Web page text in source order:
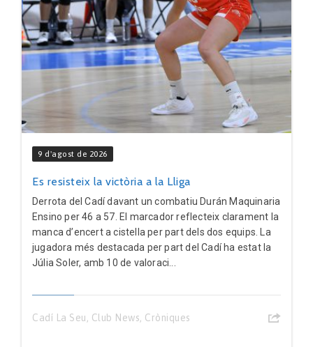
9 d'agost de 2026
Es resisteix la victòria a la Lliga
Derrota del Cadí davant un combatiu Durán Maquinaria
Ensino per 46 a 57. El marcador reflecteix clarament la
manca d’encert a cistella per part dels dos equips. La
jugadora més destacada per part del Cadí ha estat la
Júlia Soler, amb 10 de valoraci...
Cadí La Seu, Club News, Cròniques